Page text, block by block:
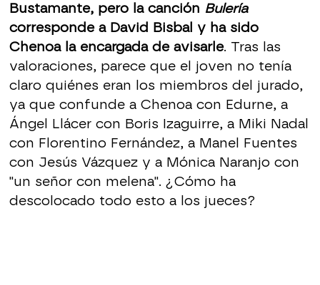
Bustamante, pero la canción Bulería
corresponde a David Bisbal y ha sido
Chenoa la encargada de avisarle. Tras las
valoraciones, parece que el joven no tenía
claro quiénes eran los miembros del jurado,
ya que confunde a Chenoa con Edurne, a
Ángel Llácer con Boris Izaguirre, a Miki Nadal
con Florentino Fernández, a Manel Fuentes
con Jesús Vázquez y a Mónica Naranjo con
"un señor con melena". ¿Cómo ha
descolocado todo esto a los jueces?